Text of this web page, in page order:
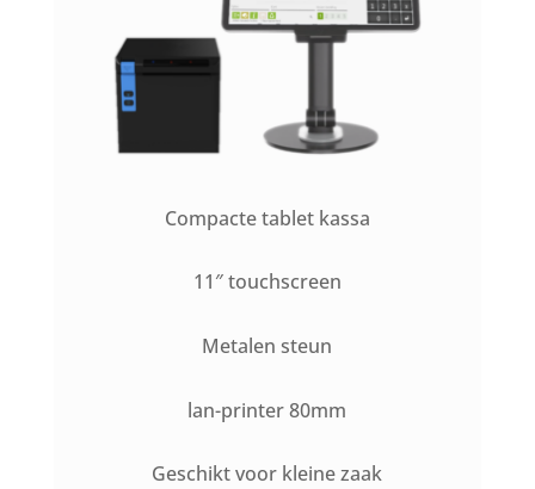
Compacte tablet kassa
11″ touchscreen
Metalen steun
lan-printer 80mm
Geschikt voor kleine zaak